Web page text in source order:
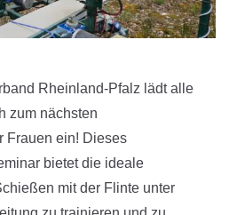
Rheinland-Pfalz lädt alle
zum nächsten
Frauen ein! Dieses
bietet die ideale
mit der Flinte unter